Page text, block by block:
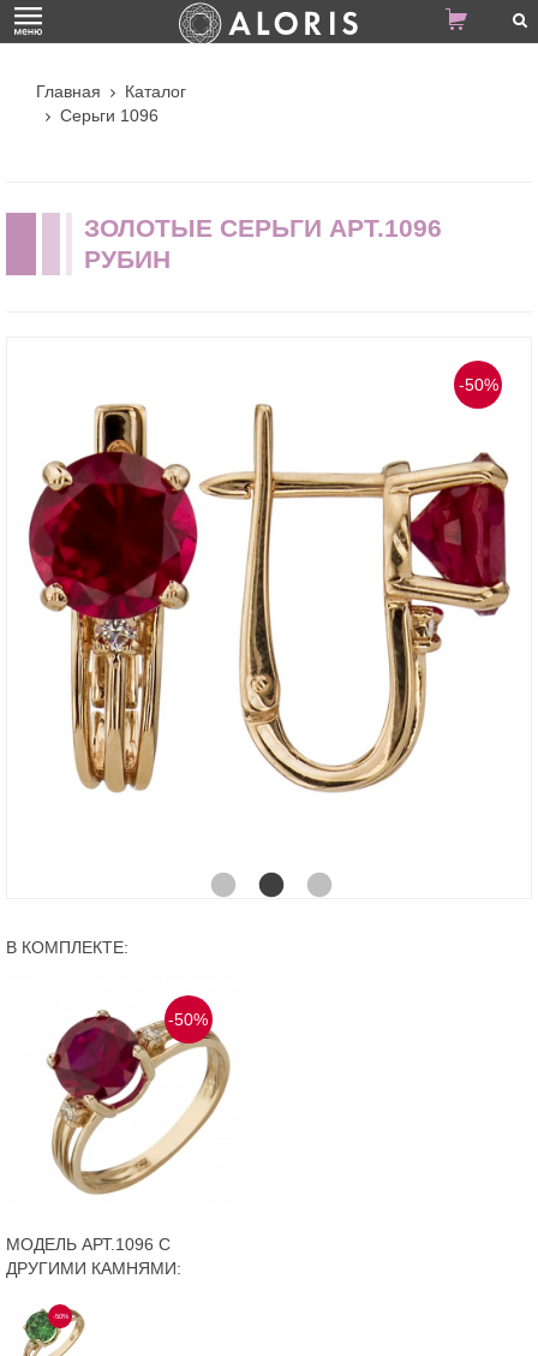
Главная
Каталог
Серьги 1096
ЗОЛОТЫЕ СЕРЬГИ АРТ.1096
РУБИН
-50%
В КОМПЛЕКТЕ:
-50%
МОДЕЛЬ АРТ.1096 С
ДРУГИМИ КАМНЯМИ:
-50%